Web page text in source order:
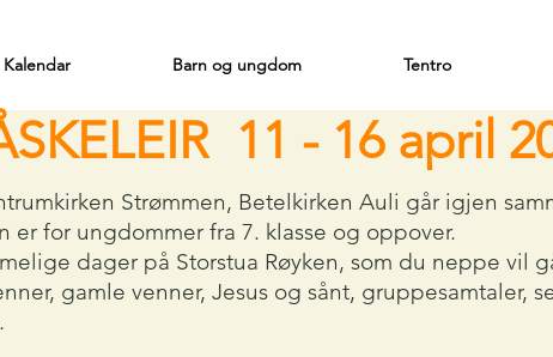
Kalendar Barn og ungdom Tentro
11 - 16 april
Strømmen, Betelkirken Auli går igjen
er for ungdommer fra 7. klasse og oppover.
dager på Storstua Røyken, som du neppe vil
gamle venner, Jesus og sånt, gruppesamtaler,